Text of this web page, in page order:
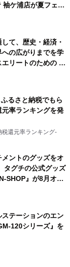
ケ浦店が夏フェア
して、歴史・経済・
の広がりまでを学
リートのための 教
年8月25日
ふるさと納税でもら
率ランキングを発
税還元率ランキング-
ントのグッズをオ
タグチの公式グッズ
SHOP』が8月オー
テーションのエン
120シリーズ』を